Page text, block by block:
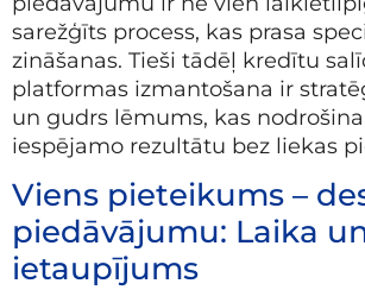
sarežģīts process, kas prasa
zināšanas. Tieši tādēļ kredītu
platformas izmantošana ir
un gudrs lēmums, kas
iespējamo rezultātu bez liekas
Viens pieteikums –
piedāvājumu: Laika
ietaupījums